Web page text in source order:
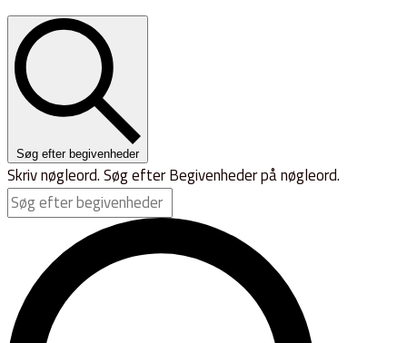
Søg efter begivenheder
Skriv nøgleord. Søg efter Begivenheder på nøgleord.